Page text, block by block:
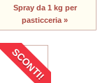
Spray da 1 kg per
pasticceria »
SCONTI!